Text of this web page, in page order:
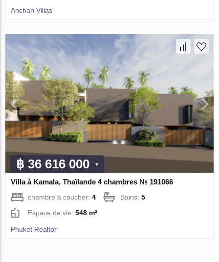
Anchan Villas
฿ 36 616 000
Villa à Kamala, Thaïlande 4 chambres № 191066
chambre à coucher:4 Bains:5
Espace de vie:548 m²
Phuket Realtor